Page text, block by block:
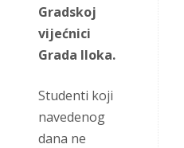
Gradskoj
vijećnici
Grada Iloka.
Studenti koji
navedenog
dana ne